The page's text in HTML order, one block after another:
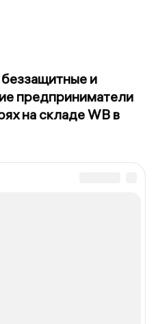
и
предприниматели
на складе WB в